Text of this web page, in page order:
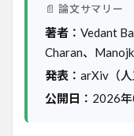
化：
SAGE
の実
背景
📄 論文サマリー
著者 ：Vedant
Charan、
発表 ：arXiv（
公開日 ：2026